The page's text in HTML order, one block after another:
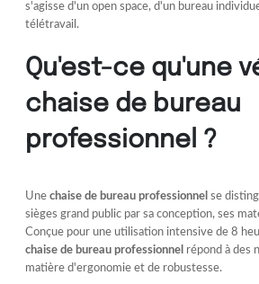
s'agisse d'un open space, d'un bureau
télétravail.
Qu'est-ce qu'une
chaise de bureau
professionnel ?
Unechaise de bureau professionnel se
sièges grand public par sa conception, ses
Conçue pour une utilisation intensive de 8
chaise de bureau professionnel répond à des
matière d'ergonomie et de robustesse.